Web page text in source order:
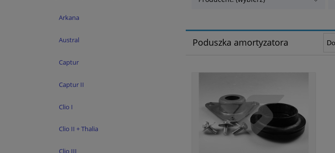
Arkana
Austral
Captur
Captur II
Clio I
Clio II + Thalia
Clio III
Poduszka amortyzatora